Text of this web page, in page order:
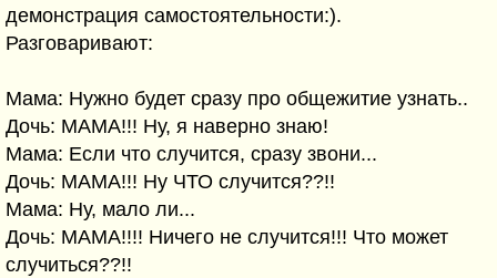
демонстрация самостоятельности:).
Разговаривают:
Мама: Нужно будет сразу про общежитие узнать..
Дочь: МАМА!!! Ну, я наверно знаю!
Мама: Если что случится, сразу звони...
Дочь: МАМА!!! Ну ЧТО случится??!!
Мама: Ну, мало ли...
Дочь: МАМА!!!! Ничего не случится!!! Что может
случиться??!!